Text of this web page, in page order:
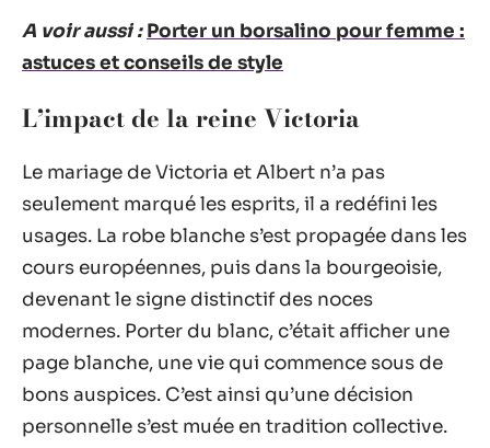
A voir aussi : Porter un borsalino pour femme :
astuces et conseils de style
L’impact de la reine Victoria
Le mariage de Victoria et Albert n’a pas
seulement marqué les esprits, il a redéfini les
usages. La robe blanche s’est propagée dans les
cours européennes, puis dans la bourgeoisie,
devenant le signe distinctif des noces
modernes. Porter du blanc, c’était afficher une
page blanche, une vie qui commence sous de
bons auspices. C’est ainsi qu’une décision
personnelle s’est muée en tradition collective.